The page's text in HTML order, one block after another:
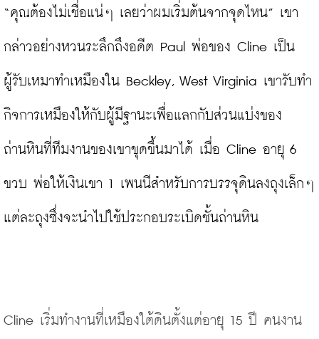
“คุณต้องไม่เชื่อแน่ๆ เลยว่าผมเริ่มต้นจากจุดไหน” เขา
กล่าวอย่างหวนระลึกถึงอดีต Paul พ่อของ Cline เป็น
ผู้รับเหมาทำเหมืองใน Beckley, West Virginia เขารับทำ
กิจการเหมืองให้กับผู้มีฐานะเพื่อแลกกับส่วนแบ่งของ
ถ่านหินที่ทีมงานของเขาขุดขึ้นมาได้ เมื่อ Cline อายุ 6
ขวบ พ่อให้เงินเขา 1 เพนนีสำหรับการบรรจุดินลงถุงเล็กๆ
แต่ละถุงซึ่งจะนำไปใช้ประกอบระเบิดชั้นถ่านหิน
Cline เริ่มทำงานที่เหมืองใต้ดินตั้งแต่อายุ 15 ปี คนงาน